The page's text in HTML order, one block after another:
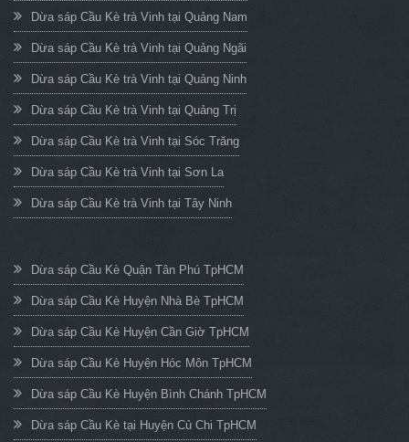
Dừa sáp Cầu Kè trà Vinh tại Quảng Nam
Dừa sáp Cầu Kè trà Vinh tại Quảng Ngãi
Dừa sáp Cầu Kè trà Vinh tại Quảng Ninh
Dừa sáp Cầu Kè trà Vinh tại Quảng Trị
Dừa sáp Cầu Kè trà Vinh tại Sóc Trăng
Dừa sáp Cầu Kè trà Vinh tại Sơn La
Dừa sáp Cầu Kè trà Vinh tại Tây Ninh
Dừa sáp Cầu Kè Quận Tân Phú TpHCM
Dừa sáp Cầu Kè Huyện Nhà Bè TpHCM
Dừa sáp Cầu Kè Huyện Cần Giờ TpHCM
Dừa sáp Cầu Kè Huyện Hóc Môn TpHCM
Dừa sáp Cầu Kè Huyện Bình Chánh TpHCM
Dừa sáp Cầu Kè tại Huyện Củ Chi TpHCM